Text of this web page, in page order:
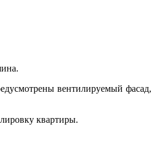
вентилируемый
квартиры.